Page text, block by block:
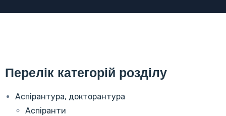
Перелік категорій розділу
Аспірантура, докторантура
Аспіранти